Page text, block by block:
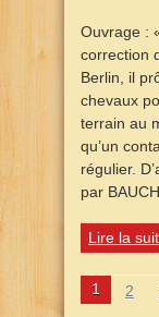
Ouvrage :
correction
Berlin, il
chevaux
terrain au
qu’un
régulier.
par
Lire la
1 2